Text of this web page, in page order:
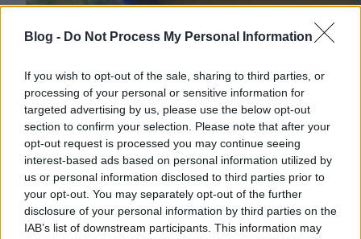
Blog - Do Not Process My Personal Information
If you wish to opt-out of the sale, sharing to third parties, or
processing of your personal or sensitive information for
targeted advertising by us, please use the below opt-out
section to confirm your selection. Please note that after your
opt-out request is processed you may continue seeing
interest-based ads based on personal information utilized by
us or personal information disclosed to third parties prior to
your opt-out. You may separately opt-out of the further
disclosure of your personal information by third parties on the
IAB’s list of downstream participants. This information may
Sütőtök krémleves kecskesajttal (hozzávalók - 4 főre):
1 kisebb sütőtök (kb. 0,5 kg)
1 közepes fej vöröshagyma
2 ek vaj
1 tk curry